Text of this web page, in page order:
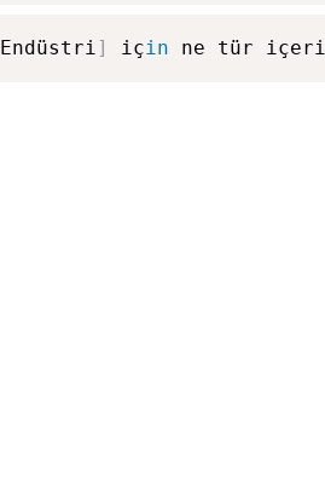
Endüstri ] için ne tür